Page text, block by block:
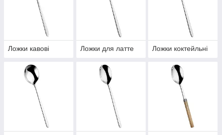
Ложки кавові Ложки для латте Ложки коктейльні